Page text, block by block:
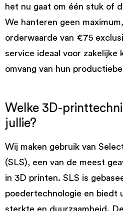
het nu gaat om één stuk of
We hanteren geen
orderwaarde van €75
service ideaal voor zakelijke
omvang van hun
Welke 3D-
jullie?
Wij maken gebruik van
(SLS), een van de meest
in 3D printen. SLS is
poedertechnologie en biedt
sterkte en duurzaamheid.